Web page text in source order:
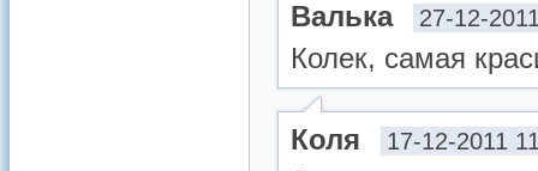
Валька 27-12-
Колек, самая
Коля 17-12-2011